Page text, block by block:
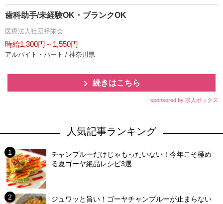
歯科助手/未経験OK・ブランクOK
医療法人社団裕栄会
時給1,300円～1,550円
アルバイト・パート / 神奈川県
続きはこちら
sponsored by 求人ボックス
人気記事ランキング
チャンプルーだけじゃもったいない！今年こそ極め
る夏ゴーヤ絶品レシピ3選
ジュワッと旨い！ゴーヤチャンプルーが止まらない